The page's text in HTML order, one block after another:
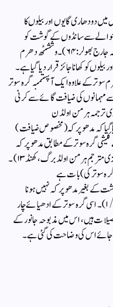
دودھاری گایوں اور بیلوں کا
سے سانڈوں کے گوشت کو
چڑھاوے کے لیے مناسب بتا یا گیا ہے (انگریزی ترجمہ جارج بھولر:۶۴)۔ وششٹھ دھرم
کوکھانا جائز قرار دیا گیا ہے۔
۲۸۸)۔ آپستمبہ دھرم سوتر کے علاوہ ایک آپستمبہ گرہ سوتر
کی ضیافت گائے سے کرنی
ترجمہ ہرمن اولڈن
سنایا گیا کہ مدھو پرکہ (مخصوص ضیافت)
ہونی چاہیے (۱-۹-۲۲)۔ ہرنے کیشی گرہ سوتر کے مطابق مدھوپرکہ
(مخصوص ضیافت) میں گائے کاٹنا افضل ہے۔ (انگریزی مترجم ہرمن اولڈ برگ، کھنڈ ۱۳)۔
سوتر کی) بات ہے
گوشت کے بغیر مدھو پرکہ نہیں ہونا
چاہیے۔ (انگریزی ترجمہ، ہرمن اولڈن برگ،۱/۲۰۰)۔ اسی گرہ سوتر کے ادھیائے چار
ہیں، اس میں مذبوحہ جانور کے
جائے اس کی وضاحت کی گئی ہے۔